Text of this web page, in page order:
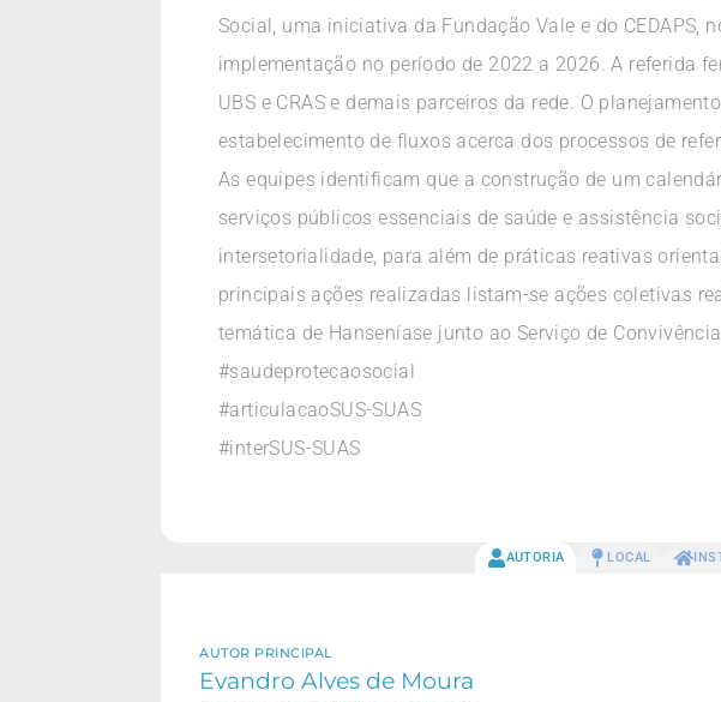
Social, uma iniciativa da Fundação Vale e do CEDAPS,
implementação no período de 2022 a 2026. A referida
UBS e CRAS e demais parceiros da rede. O
estabelecimento de fluxos acerca dos processos de
As equipes identificam que a construção de um
serviços públicos essenciais de saúde e assistência
intersetorialidade, para além de práticas reativas
principais ações realizadas listam-se ações coletivas
temática de Hanseníase junto ao Serviço de
#saudeprotecaosocial
#articulacaoSUS-SUAS
#interSUS-SUAS
AUTORIA LOCAL
AUTOR PRINCIPAL
Evandro Alves de Moura